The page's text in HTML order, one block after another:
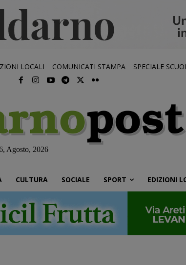
LOCALI COMUNICATI STAMPA SPECIALE
Agosto, 2026
CULTURA SOCIALE SPORT EDIZIONI